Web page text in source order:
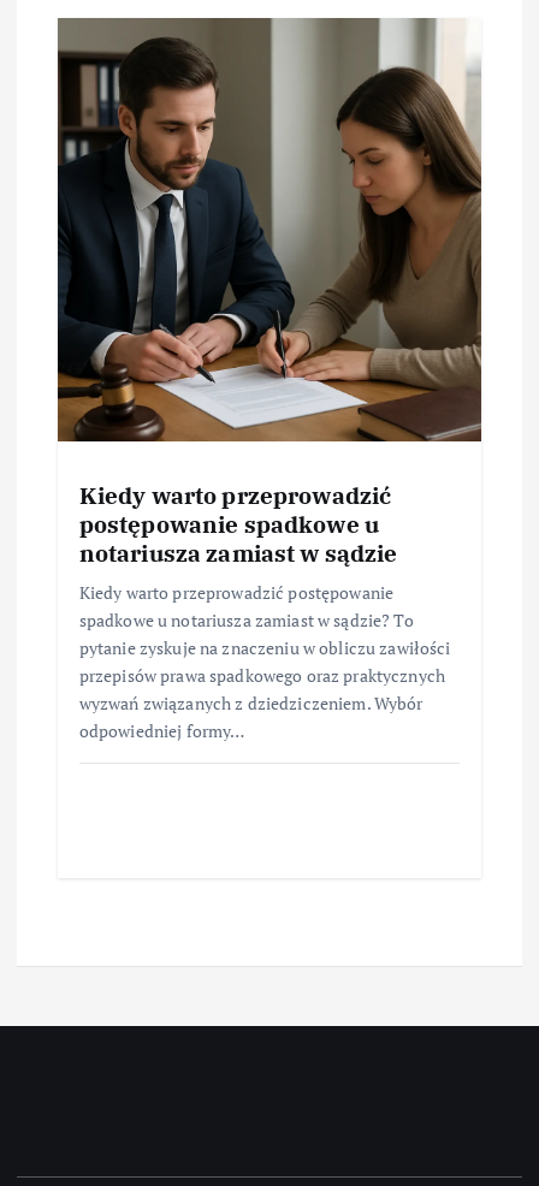
Kiedy warto przeprowadzić
postępowanie spadkowe u
notariusza zamiast w sądzie
Kiedy warto przeprowadzić postępowanie
spadkowe u notariusza zamiast w sądzie? To
pytanie zyskuje na znaczeniu w obliczu zawiłości
przepisów prawa spadkowego oraz praktycznych
wyzwań związanych z dziedziczeniem. Wybór
odpowiedniej formy…